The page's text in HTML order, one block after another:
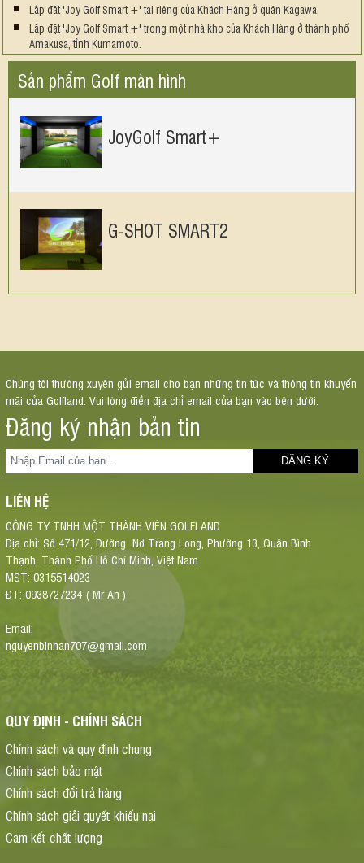
Lắp đặt 'Joy Golf Smart +' tại riêng của Khách Hàng ở quận Kagawa.
Lắp đặt 'Joy Golf Smart +' trong một nhà kho của Khách Hàng ở thành phố
Amakusa, tỉnh Kumamoto.
Sản phẩm Golf màn hình
JoyGolf Smart+
G-SHOT SMART2
Chúng tôi thường xuyên gửi email cho bạn những tin tức và thông tin khuyến
mãi của Golfland. Vui lòng điền địa chỉ email của bạn vào bên dưới.
Đăng ký nhận bản tin
LIÊN HỆ
CÔNG TY TNHH MỘT THÀNH VIÊN GOLFLAND
Địa chỉ: Số 471/12, Đường Nơ Trang Long, Phường 13, Quận Bình
Thạnh, Thành Phố Hồ Chí Minh, Việt Nam.
MST: 0315514023
ĐT: 0938727234 ( Mr An )
Email:
nguyenbinhan707@gmail.com
QUY ĐỊNH - CHÍNH SÁCH
Chính sách và quy định chung
Chính sách bảo mật
Chính sách đổi trả hàng
Chính sách giải quyết khiếu nại
Cam kết chất lượng